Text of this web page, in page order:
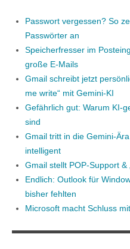
Passwort vergessen? So
Passwörter an
Speicherfresser im
große E-Mails
Gmail schreibt jetzt
me write“ mit Gemini-KI
Gefährlich gut: Warum KI-
sind
Gmail tritt in die Gemini-
intelligent
Gmail stellt POP-Support &
Endlich: Outlook für
bisher fehlten
Microsoft macht Schluss